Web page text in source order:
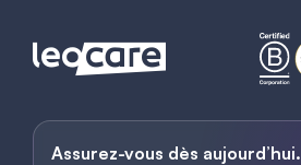
Assurez-vous dès aujourd’hui.